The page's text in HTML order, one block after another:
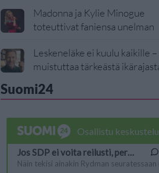
Madonna ja Kylie Minogue
toteuttivat faniensa unelman
Leskeneläke ei kuulu kaikille
muistuttaa tärkeästä
Suomi24